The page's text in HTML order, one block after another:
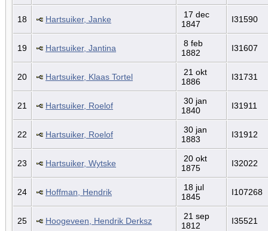
18 Hartsuiker, Janke
17 dec
1847
I31590
19 Hartsuiker, Jantina
8 feb
1882
I31607
20 Hartsuiker, Klaas Tortel
21 okt
1886
I31731
21 Hartsuiker, Roelof
30 jan
1840
I31911
22 Hartsuiker, Roelof
30 jan
1883
I31912
23 Hartsuiker, Wytske
20 okt
1875
I32022
24 Hoffman, Hendrik
18 jul
1845
I107268
25 Hoogeveen, Hendrik Derksz
21 sep
1812
I35521